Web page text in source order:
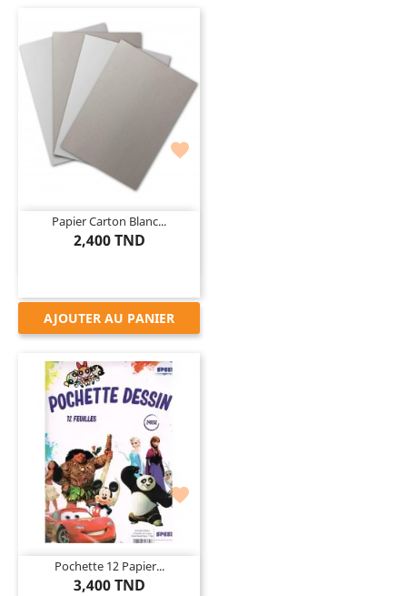

Papier Carton Blanc...
2,400 TND
AJOUTER AU PANIER

Pochette 12 Papier...
3,400 TND